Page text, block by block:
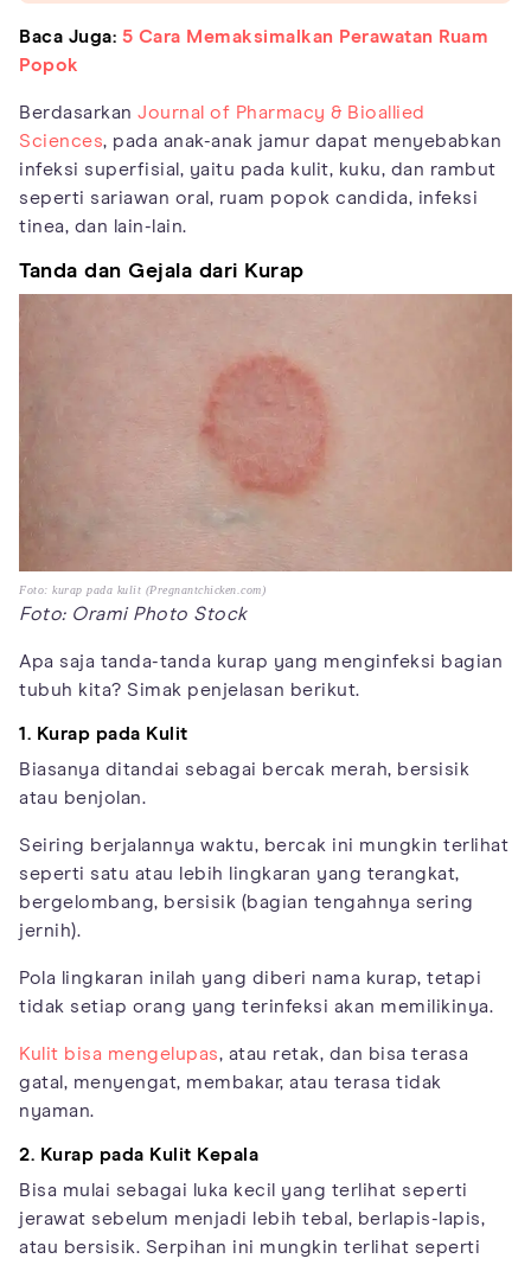
Baca Juga: 5 Cara Memaksimalkan Perawatan Ruam
Popok
Berdasarkan Journal of Pharmacy & Bioallied
Sciences, pada anak-anak jamur dapat menyebabkan
infeksi superfisial, yaitu pada kulit, kuku, dan rambut
seperti sariawan oral, ruam popok candida, infeksi
tinea, dan lain-lain.
Tanda dan Gejala dari Kurap
Foto: kurap pada kulit (Pregnantchicken.com)
Foto: Orami Photo Stock
Apa saja tanda-tanda kurap yang menginfeksi bagian
tubuh kita? Simak penjelasan berikut.
1. Kurap pada Kulit
Biasanya ditandai sebagai bercak merah, bersisik
atau benjolan.
Seiring berjalannya waktu, bercak ini mungkin terlihat
seperti satu atau lebih lingkaran yang terangkat,
bergelombang, bersisik (bagian tengahnya sering
jernih).
Pola lingkaran inilah yang diberi nama kurap, tetapi
tidak setiap orang yang terinfeksi akan memilikinya.
Kulit bisa mengelupas, atau retak, dan bisa terasa
gatal, menyengat, membakar, atau terasa tidak
nyaman.
2. Kurap pada Kulit Kepala
Bisa mulai sebagai luka kecil yang terlihat seperti
jerawat sebelum menjadi lebih tebal, berlapis-lapis,
atau bersisik. Serpihan ini mungkin terlihat seperti